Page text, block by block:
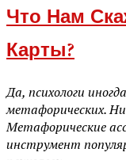
Что Нам
Карты?
Да, психологи
метафорических.
Метафорические
инструмент